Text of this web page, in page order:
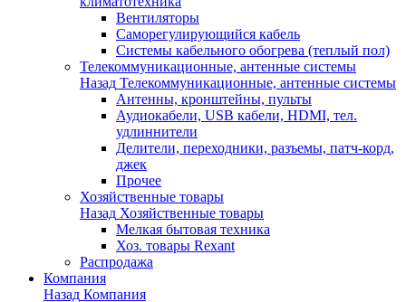
Вентиляторы
Саморегулирующийся кабель
Системы кабельного обогрева (теплый пол)
Телекоммуникационные, антенные системы
Назад Телекоммуникационные, антенные системы
Антенны, кронштейны, пульты
Аудиокабели, USB кабели, HDMI, тел.
удлиннители
Делители, переходники, разъемы, патч-корд,
джек
Прочее
Хозяйственные товары
Назад Хозяйственные товары
Мелкая бытовая техника
Хоз. товары Rexant
Распродажа
Компания
Назад Компания